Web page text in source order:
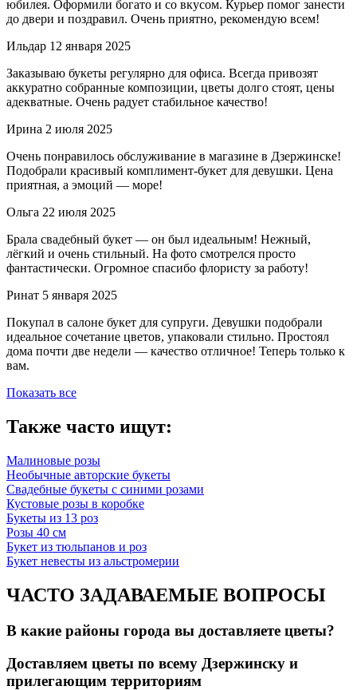
юбилея. Оформили богато и со вкусом. Курьер помог занести
до двери и поздравил. Очень приятно, рекомендую всем!
Ильдар 12 января 2025
Заказываю букеты регулярно для офиса. Всегда привозят
аккуратно собранные композиции, цветы долго стоят, цены
адекватные. Очень радует стабильное качество!
Ирина 2 июля 2025
Очень понравилось обслуживание в магазине в Дзержинске!
Подобрали красивый комплимент-букет для девушки. Цена
приятная, а эмоций — море!
Ольга 22 июля 2025
Брала свадебный букет — он был идеальным! Нежный,
лёгкий и очень стильный. На фото смотрелся просто
фантастически. Огромное спасибо флористу за работу!
Ринат 5 января 2025
Покупал в салоне букет для супруги. Девушки подобрали
идеальное сочетание цветов, упаковали стильно. Простоял
дома почти две недели — качество отличное! Теперь только к
вам.
Показать все
Также часто ищут:
Малиновые розы
Необычные авторские букеты
Свадебные букеты с синими розами
Кустовые розы в коробке
Букеты из 13 роз
Розы 40 см
Букет из тюльпанов и роз
Букет невесты из альстромерии
ЧАСТО ЗАДАВАЕМЫЕ ВОПРОСЫ
В какие районы города вы доставляете цветы?
Доставляем цветы по всему Дзержинску и
прилегающим территориям